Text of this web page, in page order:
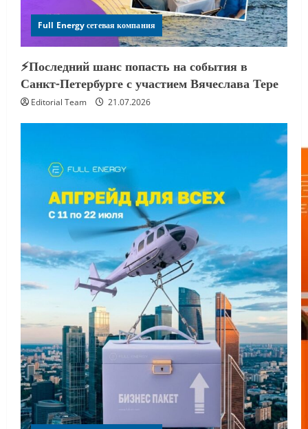
Full Energy сетевая компания
⚡️Последний шанс попасть на события в
Санкт-Петербурге с участием Вячеслава Тере
Editorial Team 21.07.2026